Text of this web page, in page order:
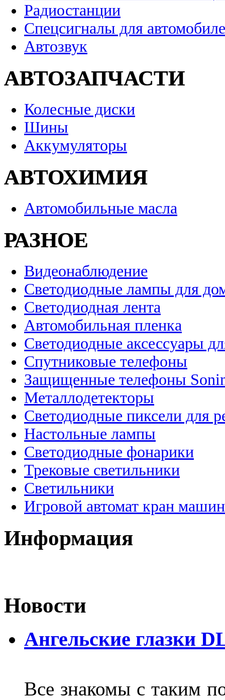
Радиостанции
Спецсигналы для
Автозвук
АВТОЗАПЧАСТИ
Колесные диски
Шины
Аккумуляторы
АВТОХИМИЯ
Автомобильные масла
РАЗНОЕ
Видеонаблюдение
Светодиодные лампы для
Светодиодная лента
Автомобильная пленка
Светодиодные аксессуары
Спутниковые телефоны
Защищенные телефоны
Металлодетекторы
Светодиодные пиксели для
Настольные лампы
Светодиодные фонарики
Трековые светильники
Светильники
Игровой автомат кран
Информация
Новости
Ангельские глазки
Все знакомы с таким